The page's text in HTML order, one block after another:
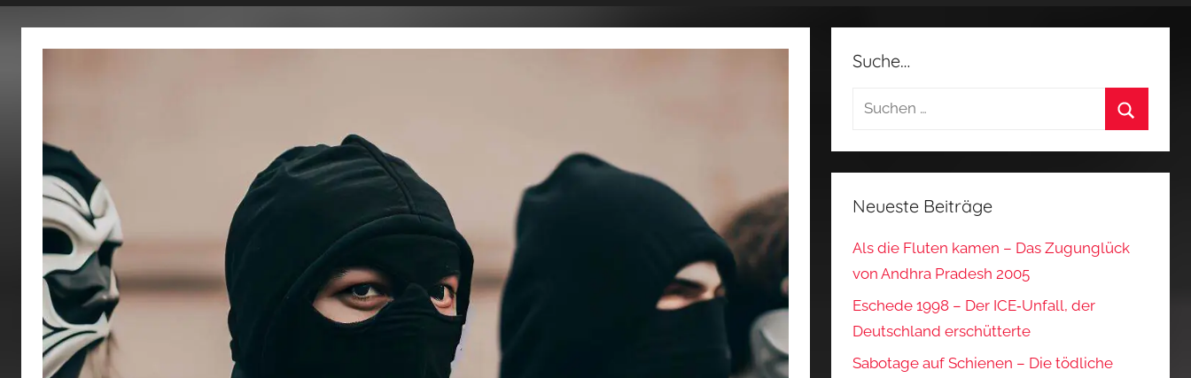
fertig…!
Suche…
Suchen
Neueste Beiträge
Als die Fluten kamen – Das Zugunglück
von Andhra Pradesh 2005
Eschede 1998 – Der ICE‑Unfall, der
Deutschland erschütterte
Sabotage auf Schienen – Die tödliche